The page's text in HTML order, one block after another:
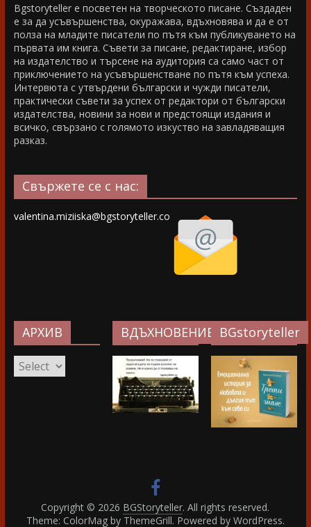
Bgstoryteller е посветен на творческото писане. Създаден
е за да усъвършенства, окуражава, вдъхновява и да е от
полза на младите писатели по пътя към публикуването на
първата им книга. Съвети за писане, редактиране, избор
на издателство и търсене на аудитория са само част от
приключението на усъвършенстване по пътя към успеха.
Интервюта с утвърдени български и чужди писатели,
практически съвети за успех от редактори от български
издателства, новини за нови и предстоящи издания и
всичко, свързано с голямото изкуство на завладяващия
разказ.
Свържете се с нас:
valentina.miziiska@bgstoryteller.co
АРХИВ
АРХИВ
ВДЪХНОВЕНИЕ…BGstoryteller
Copyright © 2026 BGStoryteller. All rights reserved.
Theme: ColorMag by ThemeGrill. Powered by WordPress.